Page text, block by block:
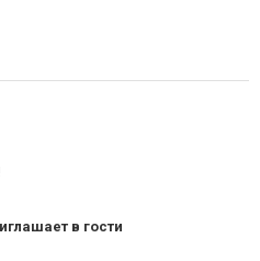
в гости